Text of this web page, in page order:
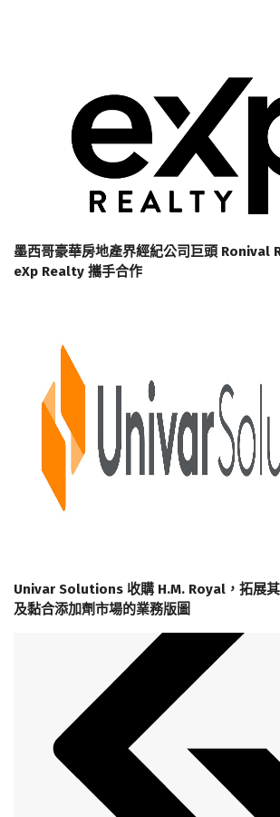
墨西哥豪華房地產界經紀公司巨頭 Ronival
eXp Realty 攜手合作
Univar Solutions 收購 H.M. Royal，拓展
及黏合添加劑市場的業務版圖